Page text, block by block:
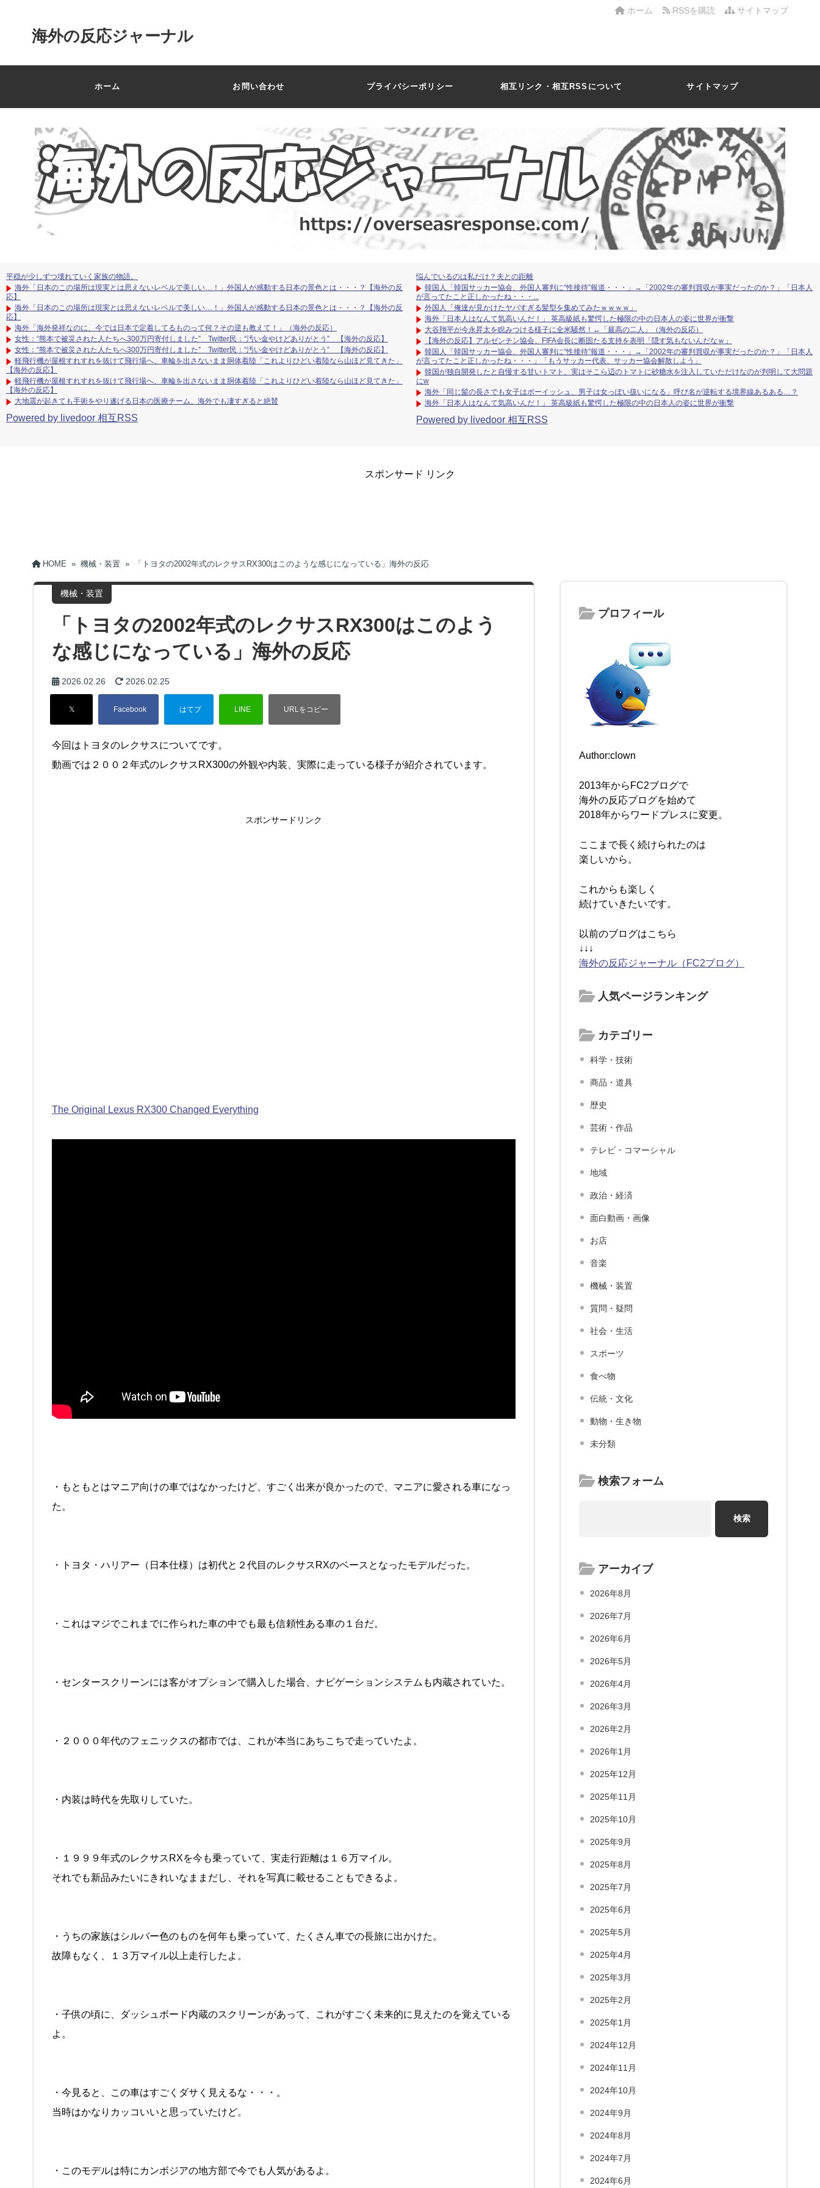
サイトマップ
RSSを購読
ホーム
海外の反応ジャーナル
ホーム お問い合わせ プライバシーポリシー 相互リンク・相互RSSについて サイトマップ
平穏が少しずつ壊れていく家族の物語。
海外「日本のこの場所は現実とは思えないレベルで美しい…！」外国人が感動する日本の景色とは・・・？【海外の反
応】
海外「日本のこの場所は現実とは思えないレベルで美しい…！」外国人が感動する日本の景色とは・・・？【海外の反
応】
海外「海外発祥なのに、今では日本で定着してるものって何？その逆も教えて！」（海外の反応）
女性：“熊本で被災された人たちへ300万円寄付しました” Twitter民：“汚い金やけどありがとう” 【海外の反応】
女性：“熊本で被災された人たちへ300万円寄付しました” Twitter民：“汚い金やけどありがとう” 【海外の反応】
軽飛行機が屋根すれすれを抜けて飛行場へ、車輪を出さないまま胴体着陸「これよりひどい着陸なら山ほど見てきた」
【海外の反応】
軽飛行機が屋根すれすれを抜けて飛行場へ、車輪を出さないまま胴体着陸「これよりひどい着陸なら山ほど見てきた」
【海外の反応】
大地震が起きても手術をやり遂げる日本の医療チーム、海外でも凄すぎると絶賛
Powered by livedoor 相互RSS
悩んでいるのは私だけ？夫との距離
韓国人「韓国サッカー協会、外国人審判に“性接待”報道・・・」→「2002年の審判買収が事実だったのか？」「日本人
が言ってたこと正しかったね・・・...
外国人「俺達が見かけたヤバすぎる髪型を集めてみたｗｗｗｗ」
海外「日本人はなんて気高いんだ！」 英高級紙も驚愕した極限の中の日本人の姿に世界が衝撃
大谷翔平が今永昇太を睨みつける様子に全米騒然！←「最高の二人」（海外の反応）
【海外の反応】アルゼンチン協会、FIFA会長に断固たる支持を表明「隠す気もないんだなｗ」
韓国人「韓国サッカー協会、外国人審判に“性接待”報道・・・」→「2002年の審判買収が事実だったのか？」「日本人
が言ってたこと正しかったね・・・」「もうサッカー代表、サッカー協会解散しよう」
韓国が独自開発したと自慢する甘いトマト、実はそこら辺のトマトに砂糖水を注入していただけなのが判明して大問題
にw
海外「同じ髪の長さでも女子はボーイッシュ、男子は女っぽい扱いになる」呼び名が逆転する境界線あるある…？
海外「日本人はなんて気高いんだ！」 英高級紙も驚愕した極限の中の日本人の姿に世界が衝撃
Powered by livedoor 相互RSS
スポンサード リンク
HOME » 機械・装置 » 「トヨタの2002年式のレクサスRX300はこのような感じになっている」海外の反応
機械・装置
「トヨタの2002年式のレクサスRX300はこのよう
な感じになっている」海外の反応
2026.02.26 2026.02.25
今回はトヨタのレクサスについてです。
動画では２００２年式のレクサスRX300の外観や内装、実際に走っている様子が紹介されています。
スポンサードリンク
The Original Lexus RX300 Changed Everything
・もともとはマニア向けの車ではなかったけど、すごく出来が良かったので、マニアに愛される車になっ
た。
・トヨタ・ハリアー（日本仕様）は初代と２代目のレクサスRXのベースとなったモデルだった。
・これはマジでこれまでに作られた車の中でも最も信頼性ある車の１台だ。
・センタースクリーンには客がオプションで購入した場合、ナビゲーションシステムも内蔵されていた。
・２０００年代のフェニックスの都市では、これが本当にあちこちで走っていたよ。
・内装は時代を先取りしていた。
・１９９９年式のレクサスRXを今も乗っていて、実走行距離は１６万マイル。
それでも新品みたいにきれいなままだし、それを写真に載せることもできるよ。
・うちの家族はシルバー色のものを何年も乗っていて、たくさん車での長旅に出かけた。
故障もなく、１３万マイル以上走行したよ。
・子供の頃に、ダッシュボード内蔵のスクリーンがあって、これがすごく未来的に見えたのを覚えている
よ。
・今見ると、この車はすごくダサく見えるな・・・。
当時はかなりカッコいいと思っていたけど。
・このモデルは特にカンボジアの地方部で今でも人気があるよ。
プロフィール
Author:clown
2013年からFC2ブログで
海外の反応ブログを始めて
2018年からワードプレスに変更。
ここまで長く続けられたのは
楽しいから。
これからも楽しく
続けていきたいです。
以前のブログはこちら
↓↓↓
海外の反応ジャーナル（FC2ブログ）
人気ページランキング
カテゴリー
科学・技術
商品・道具
歴史
芸術・作品
テレビ・コマーシャル
地域
政治・経済
面白動画・画像
お店
音楽
機械・装置
質問・疑問
社会・生活
スポーツ
食べ物
伝統・文化
動物・生き物
未分類
検索フォーム
アーカイブ
2026年8月
2026年7月
2026年6月
2026年5月
2026年4月
2026年3月
2026年2月
2026年1月
2025年12月
2025年11月
2025年10月
2025年9月
2025年8月
2025年7月
2025年6月
2025年5月
2025年4月
2025年3月
2025年2月
2025年1月
2024年12月
2024年11月
2024年10月
2024年9月
2024年8月
2024年7月
2024年6月